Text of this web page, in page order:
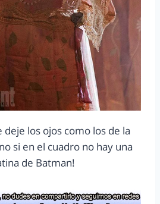
deje los ojos como los de la
si en el cuadro no hay una
de Batman!